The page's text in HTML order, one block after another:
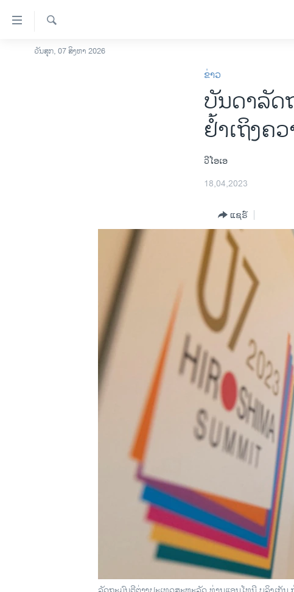
ລິ້ງ
ສຳຫລັບ
ໂຮມເພຈ
ຄົ້ນຫາ
ວັນສຸກ, 07 ສິງຫາ 2026
ຂ່າວ
ບັນດາລັດ
ຢ້ຳເຖິງຄ
ວີໂອເອ
18,04,2023
ແຊຣ໌